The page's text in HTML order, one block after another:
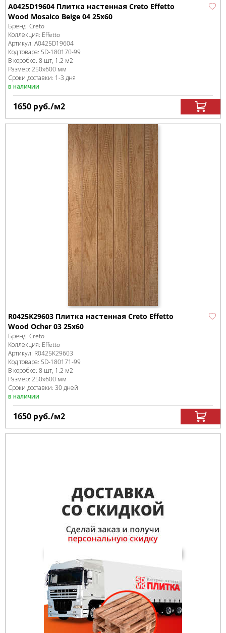
A0425D19604 Плитка настенная Creto Effetto
Wood Mosaico Beige 04 25х60
Бренд: Creto
Коллекция: Effetto
Артикул: A0425D19604
Код товара: SD-180170-99
В коробке: 8 шт, 1.2 м2
Размер: 250x600 мм
Сроки доставки: 1-3 дня
в наличии
1650 руб./м2
R0425K29603 Плитка настенная Creto Effetto
Wood Ocher 03 25х60
Бренд: Creto
Коллекция: Effetto
Артикул: R0425K29603
Код товара: SD-180171-99
В коробке: 8 шт, 1.2 м2
Размер: 250x600 мм
Сроки доставки: 30 дней
в наличии
1650 руб./м2